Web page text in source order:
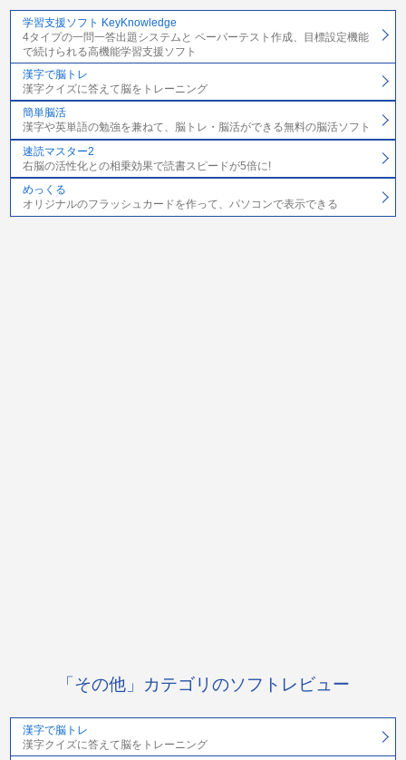
学習支援ソフト KeyKnowledge
4タイプの一問一答出題システムと ペーパーテスト作成、目標設定機能
で続けられる高機能学習支援ソフト
漢字で脳トレ
漢字クイズに答えて脳をトレーニング
簡単脳活
漢字や英単語の勉強を兼ねて、脳トレ・脳活ができる無料の脳活ソフト
速読マスター2
右脳の活性化との相乗効果で読書スピードが5倍に!
めっくる
オリジナルのフラッシュカードを作って、パソコンで表示できる
「その他」カテゴリのソフトレビュー
漢字で脳トレ
漢字クイズに答えて脳をトレーニング